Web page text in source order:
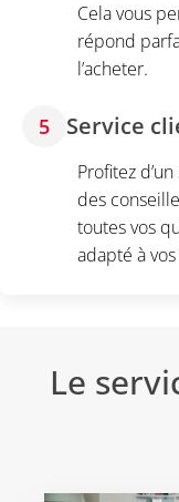
Cela vous
répond
l’acheter.
5 Service
Profitez
des
toutes vos
adapté à
Le